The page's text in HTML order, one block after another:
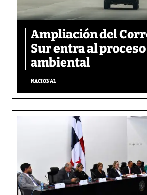
Ampliación del
Sur entra al proceso
ambiental
NACIONAL